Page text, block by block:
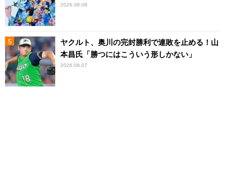
2026.08.08
ヤクルト、奥川の完封勝利で連敗を止める！山
本昌氏「勝つにはこういう形しかない」
2026.08.07